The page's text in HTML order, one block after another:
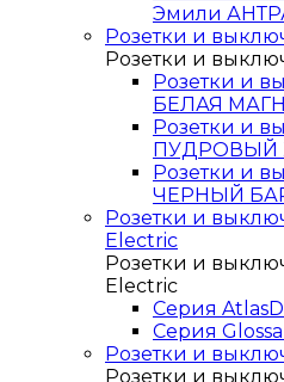
Эмили
Розетки и
Розетки и
Розетки и
БЕЛАЯ
Розетки и
ПУДРОВЫЙ
Розетки и
ЧЕРНЫЙ
Розетки и
Electric
Розетки и
Electric
Серия
Серия
Розетки и
Розетки и